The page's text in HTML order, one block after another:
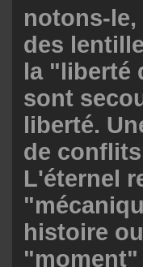
notons-le,
des
la "liberté
sont
liberté.
de
L'éternel
histoire
"moment"